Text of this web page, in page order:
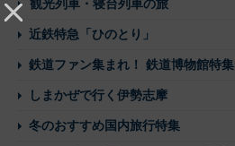
観光列車・寝台列車の旅
近鉄特急「ひのとり」
鉄道ファン集まれ！ 鉄道博物館特集
しまかぜで行く伊勢志摩
冬のおすすめ国内旅行特集